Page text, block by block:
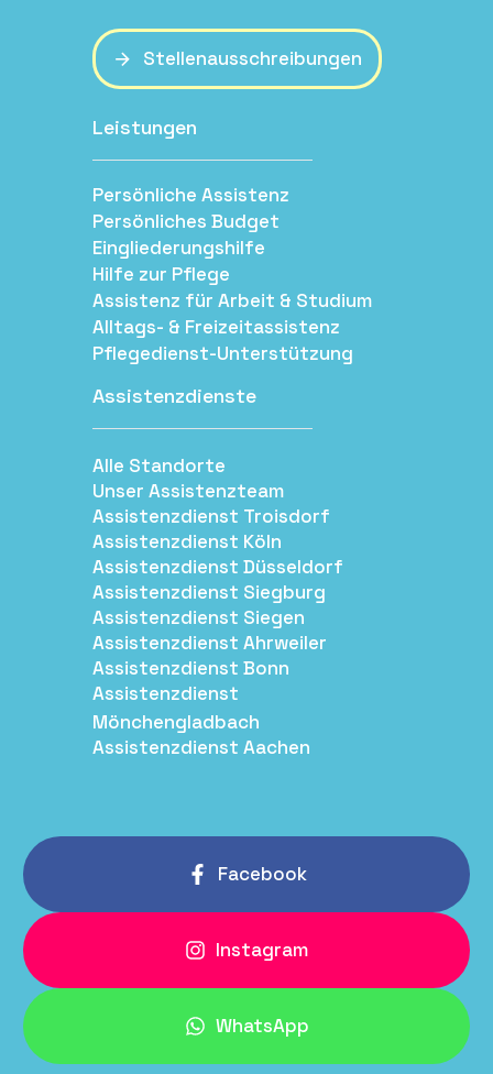
Stellenausschreibungen
Leistungen
Persönliche Assistenz
Persönliches Budget
Eingliederungshilfe
Hilfe zur Pflege
Assistenz für Arbeit & Studium
Alltags- & Freizeitassistenz
Pflegedienst-Unterstützung
Assistenzdienste
Alle Standorte
Unser Assistenzteam
Assistenzdienst Troisdorf
Assistenzdienst Köln
Assistenzdienst Düsseldorf
Assistenzdienst Siegburg
Assistenzdienst Siegen
Assistenzdienst Ahrweiler
Assistenzdienst Bonn
Assistenzdienst
Mönchengladbach
Assistenzdienst Aachen
Facebook
Instagram
WhatsApp